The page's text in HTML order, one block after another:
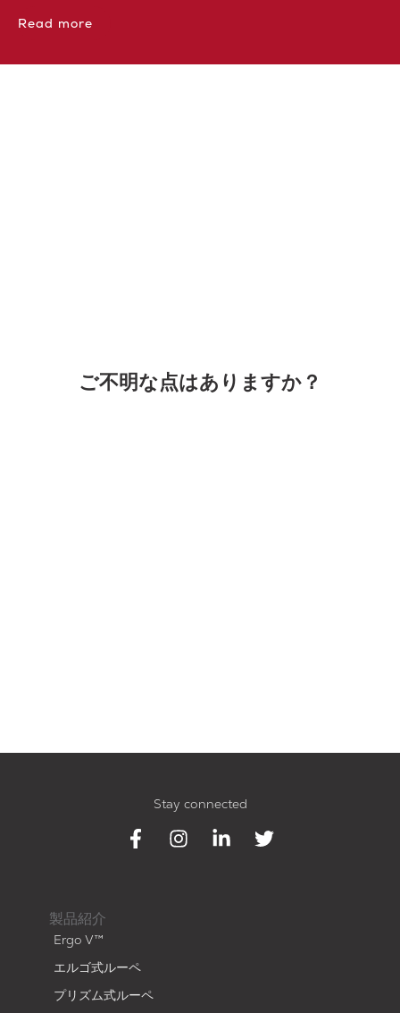
Read more
ご不明な点はありますか？
Stay connected
製品紹介
Ergo V™
エルゴ式ルーペ
プリズム式ルーペ